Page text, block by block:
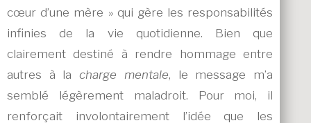
cœur d’une mère » qui gère les responsabilités
infinies de la vie quotidienne. Bien que
clairement destiné à rendre hommage entre
autres à lacharge mentale, le message m’a
semblé légèrement maladroit. Pour moi, il
renforçait involontairement l’idée que les